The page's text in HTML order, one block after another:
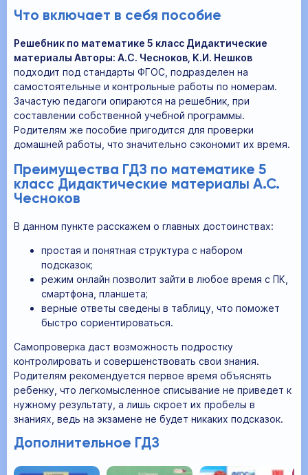
Что включает в себя пособие
Решебник по математике 5 класс Дидактические
материалы Авторы: А.С. Чесноков, К.И. Нешков
подходит под стандарты ФГОС, подразделен на
самостоятельные и контрольные работы по номерам.
Зачастую педагоги опираются на решебник, при
составлении собственной учебной программы.
Родителям же пособие пригодится для проверки
домашней работы, что значительно сэкономит их время.
Преимущества ГДЗ по математике 5
класс Дидактические материалы А.С.
Чесноков
В данном пункте расскажем о главных достоинствах:
простая и понятная структура с набором
подсказок;
режим онлайн позволит зайти в любое время с ПК,
смартфона, планшета;
верные ответы сведены в таблицу, что поможет
быстро сориентироваться.
Самопроверка даст возможность подростку
контролировать и совершенствовать свои знания.
Родителям рекомендуется первое время объяснять
ребенку, что легкомысленное списывание не приведет к
нужному результату, а лишь скроет их пробелы в
знаниях, ведь на экзамене не будет никаких подсказок.
Дополнительное ГДЗ